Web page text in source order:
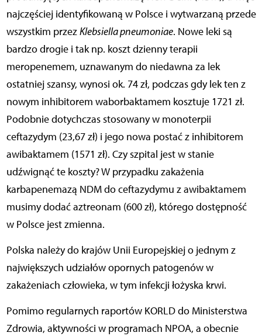
najczęściej identyfikowaną w Polsce i wytwarzaną przede
wszystkim przezKlebsiella pneumoniae. Nowe leki są
bardzo drogie i tak np. koszt dzienny terapii
meropenemem, uznawanym do niedawna za lek
ostatniej szansy, wynosi ok. 74 zł, podczas gdy lek ten z
nowym inhibitorem waborbaktamem kosztuje 1721 zł.
Podobnie dotychczas stosowany w monoterpii
ceftazydym (23,67 zł) i jego nowa postać z inhibitorem
awibaktamem (1571 zł). Czy szpital jest w stanie
udźwignąć te koszty? W przypadku zakażenia
karbapenemazą NDM do ceftazydymu z awibaktamem
musimy dodać aztreonam (600 zł), którego dostępność
w Polsce jest zmienna.
Polska należy do krajów Unii Europejskiej o jednym z
największych udziałów opornych patogenów w
zakażeniach człowieka, w tym infekcji łożyska krwi.
Pomimo regularnych raportów KORLD do Ministerstwa
Zdrowia, aktywności w programach NPOA, a obecnie